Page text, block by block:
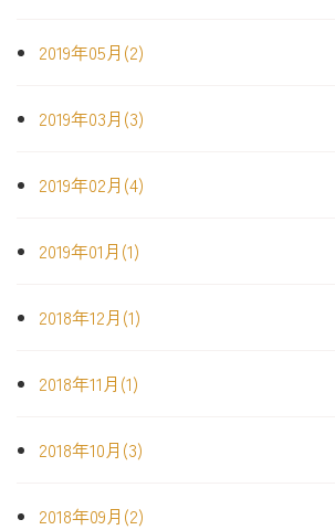
2019年05月(2)
2019年03月(3)
2019年02月(4)
2019年01月(1)
2018年12月(1)
2018年11月(1)
2018年10月(3)
2018年09月(2)